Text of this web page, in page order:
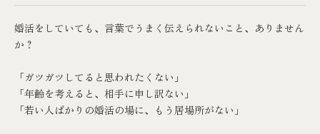
婚活をしていても、言葉でうまく伝えられないこと、ありません
か？
「ガツガツしてると思われたくない」
「年齢を考えると、相手に申し訳ない」
「若い人ばかりの婚活の場に、もう居場所がない」